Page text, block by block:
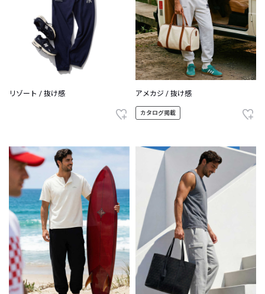
リゾート / 抜け感 アメカジ / 抜け感
カタログ掲載